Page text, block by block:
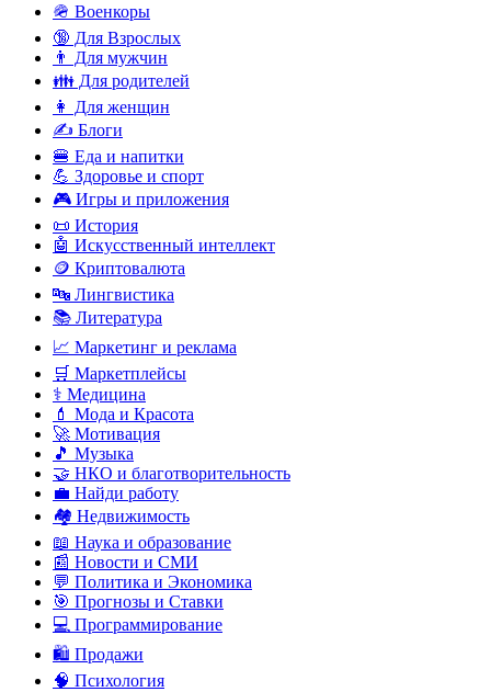
🪖 Военкоры
🔞 Для Взрослых
👨 Для мужчин
👪 Для родителей
👩 Для женщин
✍️ Блоги
🍔 Еда и напитки
💪 Здоровье и спорт
🎮 Игры и приложения
📜 История
🤖 Искусственный интеллект
🪙 Криптовалюта
🔤 Лингвистика
📚 Литература
📈 Маркетинг и реклама
🛒 Маркетплейсы
⚕️ Медицина
💄 Мода и Красота
🚀 Мотивация
🎵 Музыка
🤝 НКО и благотворительность
💼 Найди работу
🏘️ Недвижимость
📖 Наука и образование
📰 Новости и СМИ
💬 Политика и Экономика
🎯 Прогнозы и Ставки
💻 Программирование
🛍️ Продажи
🧠 Психология